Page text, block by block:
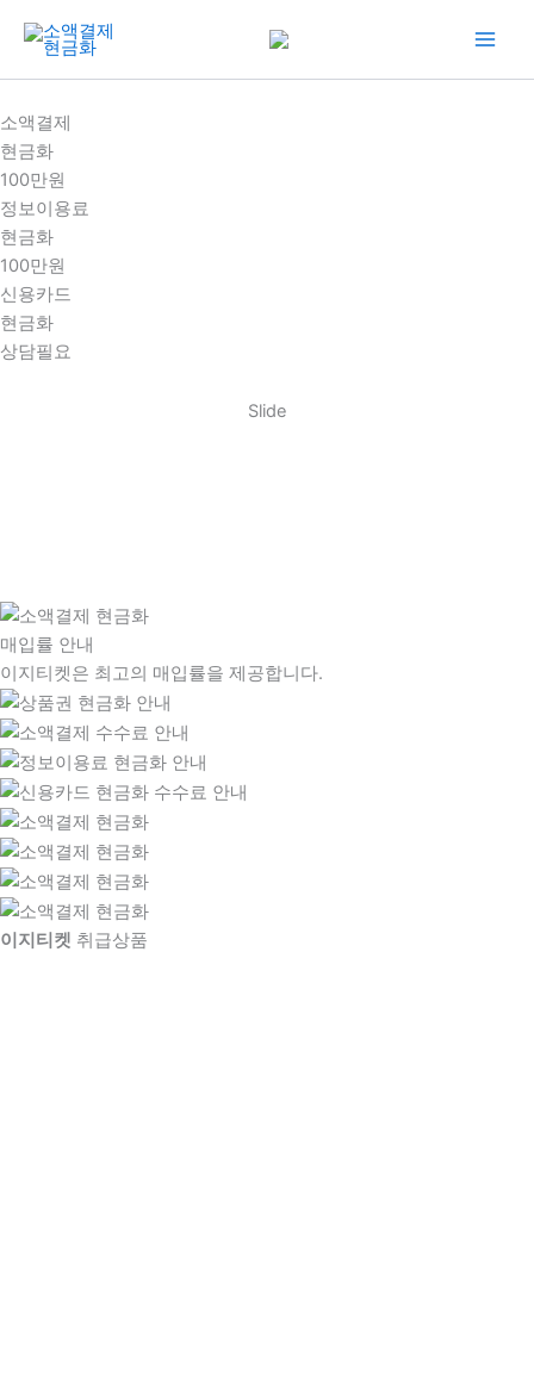
건
너
뛰
기
소액결제
현금화
100만원
정보이용료
현금화
100만원
신용카드
현금화
상담필요
Slide
매입률 안내
이지티켓은 최고의 매입률을 제공합니다.
이지티켓 취급상품